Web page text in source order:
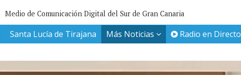
Medio de Comunicación Digital del Sur de Gran Canaria
Santa Lucía de Tirajana Más Noticias Radio en Directo